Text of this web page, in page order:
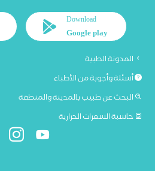
Download
Google play
المدونة الطبية
أسئلة وأجوبة من الأطباء
البحث عن طبيب بالمدينة والمنطقة
حاسبة السعرات الحرارية